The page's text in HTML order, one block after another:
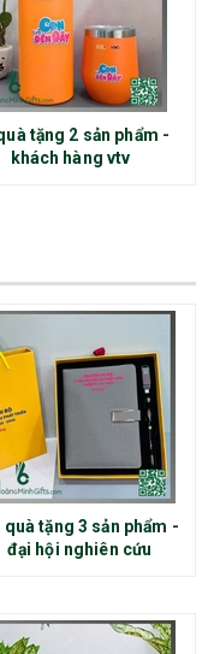
tặng 2 sản phẩm -
khách hàng vtv
quà tặng 3 sản phẩm -
đại hội nghiên cứu